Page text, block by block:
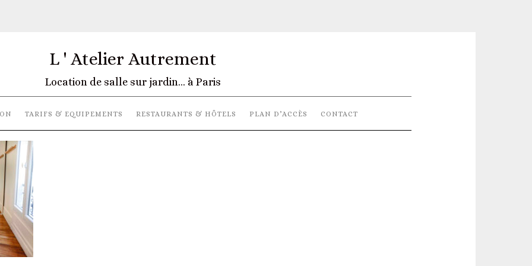
L ' Atelier Autrement
Location de salle sur jardin… à Paris
TARIFS & EQUIPEMENTS RESTAURANTS & HÔTELS PLAN D’ACCÈS CONTACT